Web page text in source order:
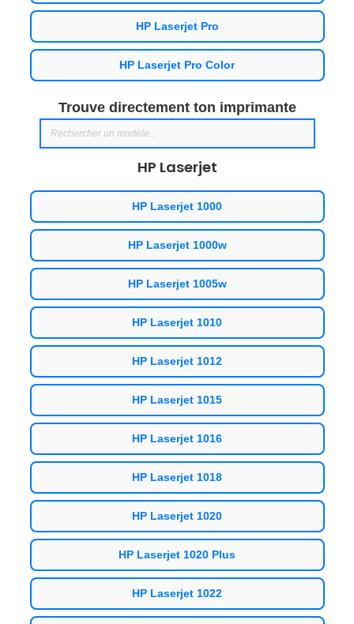
HP Laserjet Pro
HP Laserjet Pro Color
Trouve directement ton imprimante
HP Laserjet
HP Laserjet 1000
HP Laserjet 1000w
HP Laserjet 1005w
HP Laserjet 1010
HP Laserjet 1012
HP Laserjet 1015
HP Laserjet 1016
HP Laserjet 1018
HP Laserjet 1020
HP Laserjet 1020 Plus
HP Laserjet 1022